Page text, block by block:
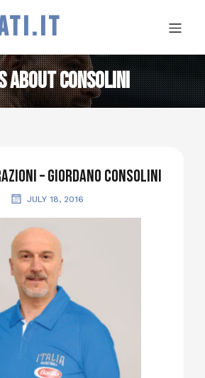
about consolini
– Giordano Consolini
JULY 18, 2016